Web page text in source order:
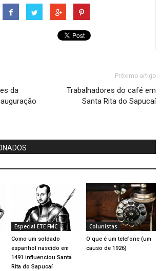
da
Próximo artigo
Trabalhadores do café em
Santa Rita do Sapucaí
Especial ETE FMC
Como um soldado
espanhol nascido em
1491 influenciou Santa
Rita do Sapucaí
Colunistas
O que é um telefone (um
causo de 1926)